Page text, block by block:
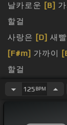
날카로운 [B]
할걸
사랑은 [D] 새
[F#m] 가까이
할걸
가벼운 눈
125 BPM